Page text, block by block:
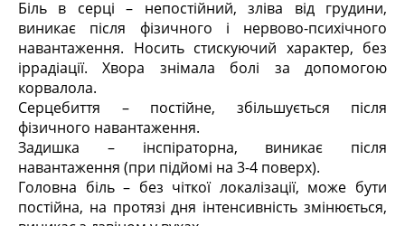
Біль в серці – непостійний, зліва від грудини,
виникає після фізичного і нервово-психічного
навантаження. Носить стискуючий характер, без
іррадіації. Хвора знімала болі за допомогою
корвалола.
Серцебиття – постійне, збільшується після
фізичного навантаження.
Задишка – інспіраторна, виникає після
навантаження (при підйомі на 3-4 поверх).
Головна біль – без чіткої локалізації, може бути
постійна, на протязі дня інтенсивність змінюється,